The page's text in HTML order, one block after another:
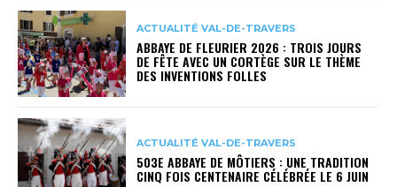
ACTUALITÉ VAL-DE-TRAVERS
ABBAYE DE FLEURIER 2026 : TROIS JOURS
DE FÊTE AVEC UN CORTÈGE SUR LE THÈME
DES INVENTIONS FOLLES
ACTUALITÉ VAL-DE-TRAVERS
503E ABBAYE DE MÔTIERS : UNE TRADITION
CINQ FOIS CENTENAIRE CÉLÉBRÉE LE 6 JUIN